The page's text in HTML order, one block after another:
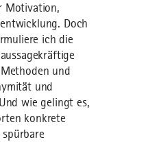
Motivation,
Doch
ich die
und
und
wie gelingt es,
konkrete